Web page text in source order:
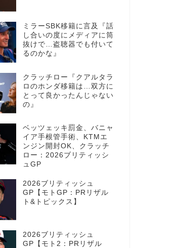
ミラーSBK移籍に言及『話
し合いの度にメディアに筒
抜けで…盗聴器でも付いて
るのかな』
クラッチロー『クアルタラ
ロのホンダ移籍は…双方に
とって良かったんじゃない
の』
ベッツェッキ罰金、バニャ
イア手根管手術、KTMエ
ンジン開封OK、クラッチ
ロー：2026ブリティッシ
ュGP
2026ブリティッシュ
GP【モトGP：PRリザル
ト&トピックス】
2026ブリティッシュ
GP【モト2：PRリザル